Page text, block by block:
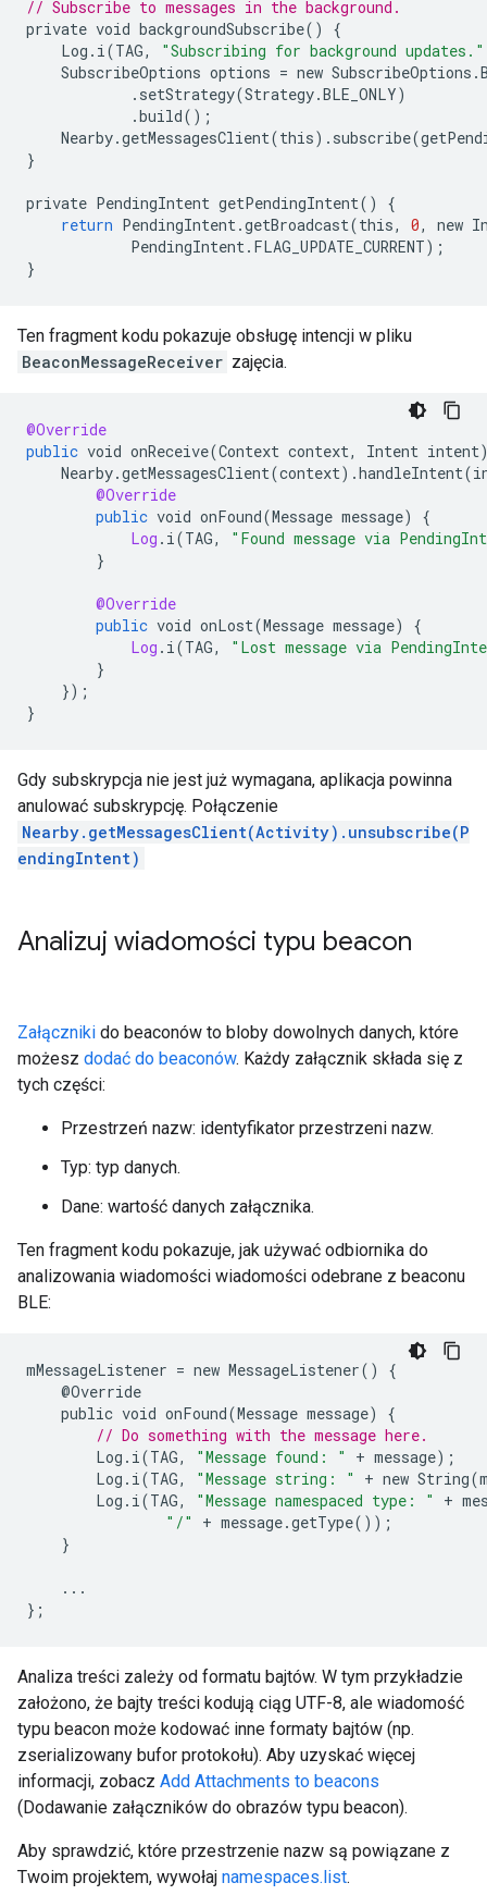
// Subscribe to messages in the background.
private void backgroundSubscribe()
{
Log . i(TAG, "Subscribing for background updates."
SubscribeOptions options = new SubscribeOptions .
. setStrategy(Strategy.BLE_ONLY)
.build();
Nearby.getMessagesClient(this). subscribe(
}
private PendingIntent getPendingIntent()
{
return PendingIntent.getBroadcast(this, 0, new
PendingIntent. FLAG_UPDATE_CURRENT);
}
Ten fragment kodu pokazuje obsługę intencji w pliku
BeaconMessageReceiver zajęcia.
@Override
public void onReceive(Context context, Intent intent
Nearby.getMessagesClient(context).handleIntent(
@Override
public void onFound(Message message)
{
Log . i(TAG,
"Found message via
}
@Override
public void onLost(Message message)
{
Log . i(TAG,
"Lost message via
}
});
}
Gdy subskrypcja nie jest już wymagana, aplikacja powinna
anulować subskrypcję. Połączenie
Nearby.getMessagesClient(Activity).unsubscribe(P
endingIntent)
Analizuj wiadomości typu beacon
Załączniki do beaconów to bloby dowolnych danych, które
możesz dodać do beaconów. Każdy załącznik składa się z
tych części:
Przestrzeń nazw: identyfikator przestrzeni nazw.
Typ: typ danych.
Dane: wartość danych załącznika.
Ten fragment kodu pokazuje, jak używać odbiornika do
analizowania wiadomości wiadomości odebrane z beaconu
BLE:
mMessageListener = new MessageListener()
{
@Override
public void onFound(Message message)
{
// Do something with the message here.
Log . i(TAG, "Message found: " + message);
Log . i(TAG, "Message string: " + new String(
Log . i(TAG, "Message namespaced type: " +
"/"
+ message.getType());
}
...
};
Analiza treści zależy od formatu bajtów. W tym przykładzie
założono, że bajty treści kodują ciąg UTF-8, ale wiadomość
typu beacon może kodować inne formaty bajtów (np.
zserializowany bufor protokołu). Aby uzyskać więcej
informacji, zobacz Add Attachments to beacons
(Dodawanie załączników do obrazów typu beacon).
Aby sprawdzić, które przestrzenie nazw są powiązane z
Twoim projektem, wywołaj namespaces.list.